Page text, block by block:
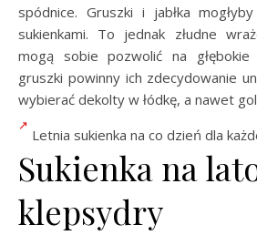
spódnice. Gruszki i jabłka
sukienkami. To jednak złudne
mogą sobie pozwolić na
gruszki powinny ich zdecydowanie
wybierać dekolty w łódkę, a nawet
Letnia sukienka na co dzień dla
Sukienka na
klepsydry